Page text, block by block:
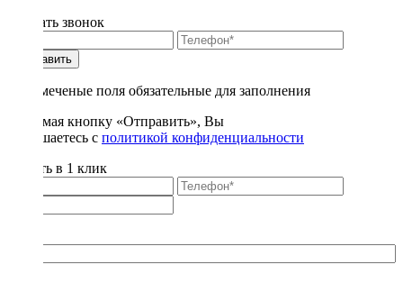
Заказать звонок
Отправить
* - отмеченые поля обязательные для заполнения
Нажимая кнопку «Отправить», Вы
соглашаетесь с политикой конфиденциальности
Купить в 1 клик